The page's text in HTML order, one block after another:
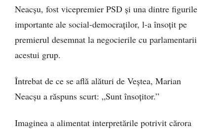
Neacșu, fost vicepremier PSD și una dintre figurile
importante ale social-democraților, l-a însoțit pe
premierul desemnat la negocierile cu parlamentarii
acestui grup.
Întrebat de ce se află alături de Veștea, Marian
Neacșu a răspuns scurt: „Sunt însoțitor.”
Imaginea a alimentat interpretările potrivit cărora